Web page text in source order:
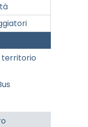
territorio